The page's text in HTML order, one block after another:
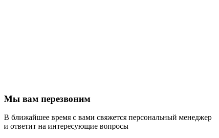
Мы вам перезвоним
В ближайшее время с вами свяжется персональный менеджер
и ответит на интересующие вопросы